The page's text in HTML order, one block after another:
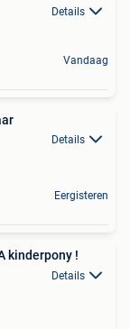
Details
Vandaag
Details
Eergisteren
kinderpony !
Details